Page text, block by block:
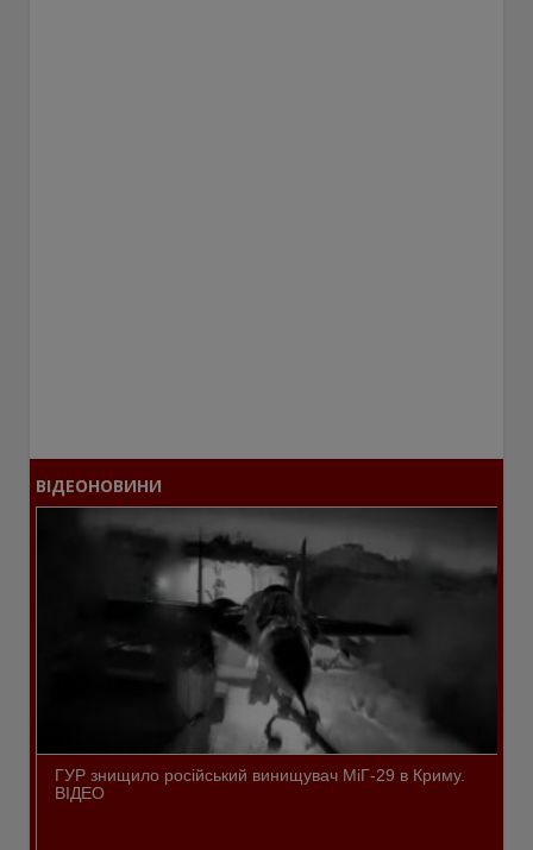
ВІДЕОНОВИНИ
ГУР знищило російський винищувач МіГ-29 в Криму.
ВІДЕО